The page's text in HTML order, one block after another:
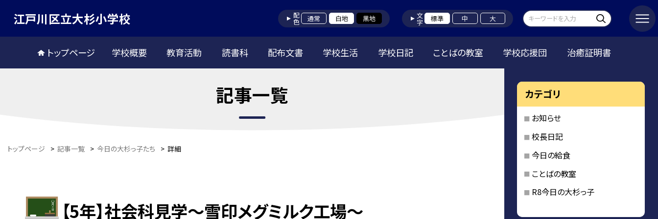
江戸川区立大杉小学校 配色 通常 白地 黒地 文字 標準 中 大
トップページ 学校概要 教育活動 読書科 配布文書 学校生活 学校日記 ことばの教室 学校応援団 治癒証明書
記事一覧
トップページ > 記事一覧 > 今日の大杉っ子たち > 詳細
【5年】社会科見学〜雪印メグミルク工場～
カテゴリ
お知らせ
校長日記
今日の給食
ことばの教室
R8今日の大杉っ子